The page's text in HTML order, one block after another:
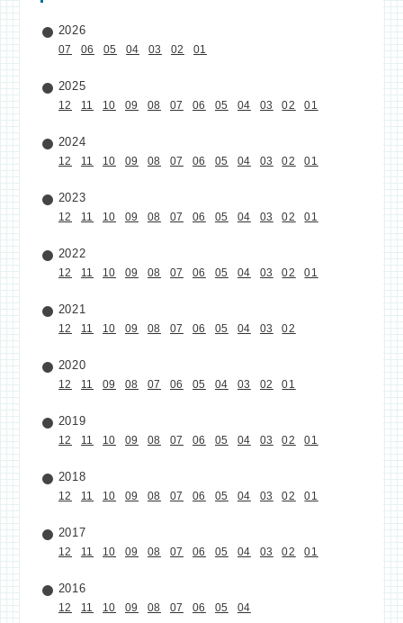
2026
07 06 05 04 03 02 01
2025
12 11 10 09 08 07 06 05 04 03 02 01
2024
12 11 10 09 08 07 06 05 04 03 02 01
2023
12 11 10 09 08 07 06 05 04 03 02 01
2022
12 11 10 09 08 07 06 05 04 03 02 01
2021
12 11 10 09 08 07 06 05 04 03 02
2020
12 11 09 08 07 06 05 04 03 02 01
2019
12 11 10 09 08 07 06 05 04 03 02 01
2018
12 11 10 09 08 07 06 05 04 03 02 01
2017
12 11 10 09 08 07 06 05 04 03 02 01
2016
12 11 10 09 08 07 06 05 04